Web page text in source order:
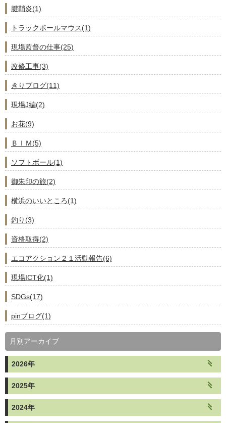
腱鞘炎(1)
トラックボールマウス(1)
現場監督の仕事(25)
改修工事(3)
きりブログ(11)
現場J編(2)
お花(9)
ＢＩＭ(5)
ソフトボール(1)
御朱印の旅(2)
横浜のいいところ(1)
釣り(3)
資格取得(2)
エコアクション２１活動報告(6)
現場ICT化(1)
SDGs(17)
pinブログ(1)
月別アーカイブ
2026年
2025年
2024年